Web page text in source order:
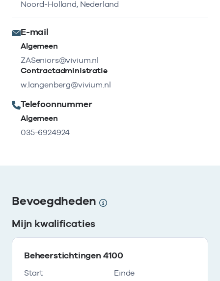
Noord-Holland, Nederland
E-mail
Algemeen
ZASeniors@vivium.nl
Contractadministratie
w.langenberg@vivium.nl
Telefoonnummer
Algemeen
035-6924924
Bevoegdheden
Mijn kwalificaties
Beheerstichtingen 4100
Start
Einde